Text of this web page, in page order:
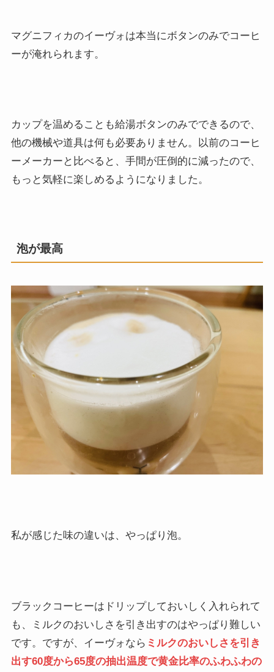
マグニフィカのイーヴォは本当にボタンのみでコーヒ
ーが淹れられます。
カップを温めることも給湯ボタンのみでできるので、
他の機械や道具は何も必要ありません。以前のコーヒ
ーメーカーと比べると、手間が圧倒的に減ったので、
もっと気軽に楽しめるようになりました。
泡が最高
私が感じた味の違いは、やっぱり泡。
ブラックコーヒーはドリップしておいしく入れられて
も、ミルクのおいしさを引き出すのはやっぱり難しい
です。ですが、イーヴォなら ミルクのおいしさを引き
出す60度から65度の抽出温度で黄金比率のふわふわの